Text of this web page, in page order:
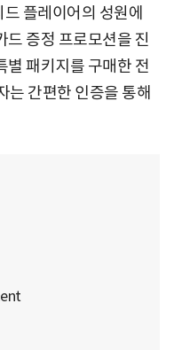
플레이어의 성원에
드 증정 프로모션을 진
별 패키지를 구매한 전
는 간편한 인증을 통해